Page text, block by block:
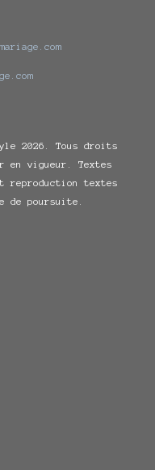
2026. Tous droits
en vigueur. Textes
reproduction textes
de poursuite.